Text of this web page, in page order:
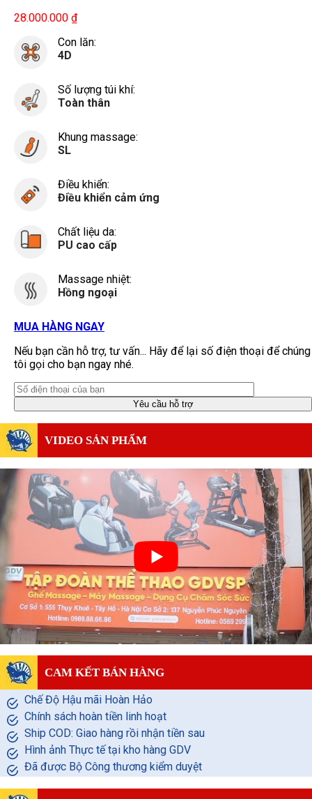
N233
28.000.000 ₫
Con lăn:
4D
Số lượng túi khí:
Toàn thân
Khung massage:
SL
Điều khiển:
Điều khiển cảm ứng
Chất liệu da:
PU cao cấp
Massage nhiệt:
Hồng ngoại
MUA HÀNG NGAY
Nếu bạn cần hỗ trợ, tư vấn... Hãy để lại số điện thoại để chúng
tôi gọi cho bạn ngay nhé.
VIDEO SẢN PHẨM
CAM KẾT BÁN HÀNG
Chế Độ Hậu mãi Hoàn Hảo
Chính sách hoàn tiền linh hoạt
Ship COD: Giao hàng rồi nhận tiền sau
Hình ảnh Thực tế tại kho hàng GDV
Đã được Bộ Công thương kiểm duyệt